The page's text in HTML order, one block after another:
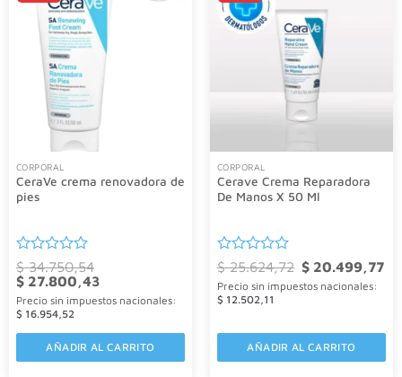
CORPORAL
CeraVe crema renovadora de
pies
Valorado
con
0
de
5
$34.750,54
El
precio
original
era:
$27.800,43
actual
Precio sin impuestos nacionales:
$ 16.954,52
AÑADIR AL CARRITO
CORPORAL
Cerave Crema Reparadora
De Manos X 50 Ml
Valorado
con
0
de
$25.624,72 El
precio
original
$20.499,77El
Precio sin impuestos nacionales:
$ 12.502,11
AÑADIR AL CARRITO